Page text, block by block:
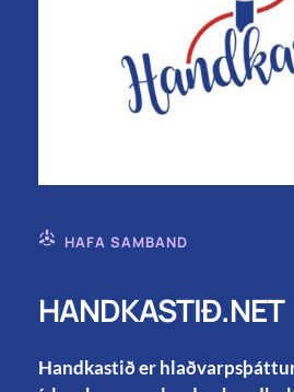
HAFA SAMBAND
HANDKASTIÐ.NET
Handkastið er